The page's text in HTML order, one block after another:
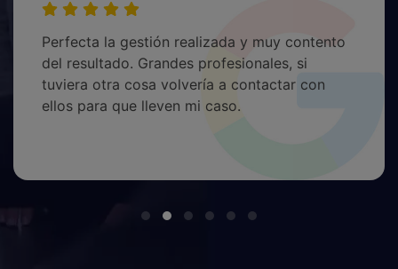
Perfecta la gestión realizada y muy contento
del resultado. Grandes profesionales, si
tuviera otra cosa volvería a contactar con
ellos para que lleven mi caso.